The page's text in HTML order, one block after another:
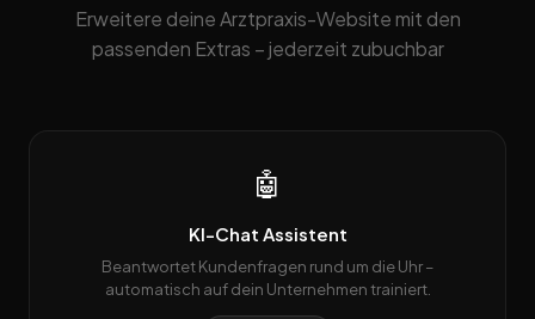
Erweitere deine Arztpraxis-Website mit den
passenden Extras – jederzeit zubuchbar
🤖
KI-Chat Assistent
Beantwortet Kundenfragen rund um die Uhr –
automatisch auf dein Unternehmen trainiert.